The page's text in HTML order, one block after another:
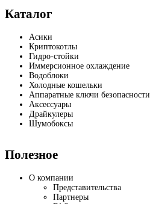
Каталог
Асики
Криптокотлы
Гидро-стойки
Иммерсионное охлаждение
Водоблоки
Холодные кошельки
Аппаратные ключи безопасности
Аксессуары
Драйкулеры
Шумобоксы
Полезное
О компании
Представительства
Партнеры